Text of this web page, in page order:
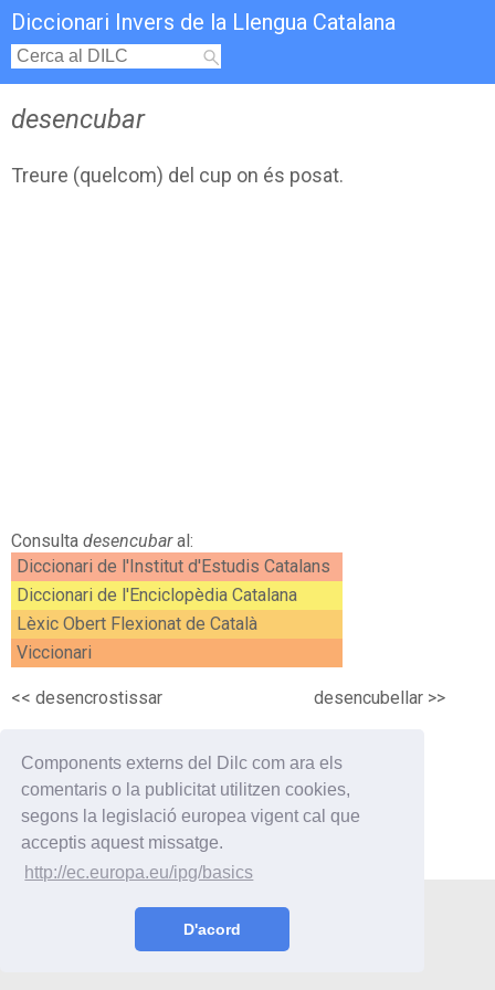
Components externs del Dilc com ara els
comentaris o la publicitat utilitzen cookies,
segons la legislació europea vigent cal que
acceptis aquest missatge.
http://ec.europa.eu/ipg/basics
D'acord
Diccionari Invers de la Llengua Catalana
desencubar
Treure (quelcom) del cup on és posat.
Consulta desencubaral:
Diccionari de l'Institut d'Estudis Catalans
Diccionari de l'Enciclopèdia Catalana
Lèxic Obert Flexionat de Català
Viccionari
<< desencrostissar desencubellar>>
Curiositats Enllaços
© 2019 Oriol Vilaseca